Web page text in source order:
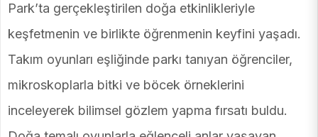
Park’ta gerçekleştirilen doğa etkinlikleriyle
keşfetmenin ve birlikte öğrenmenin keyfini yaşadı.
Takım oyunları eşliğinde parkı tanıyan öğrenciler,
mikroskoplarla bitki ve böcek örneklerini
inceleyerek bilimsel gözlem yapma fırsatı buldu.